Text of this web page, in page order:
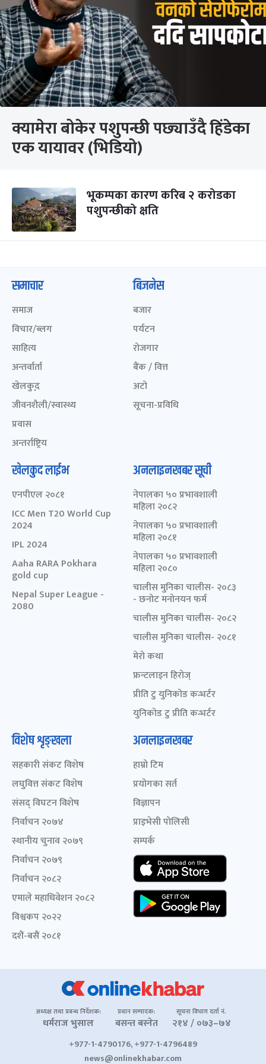
क्यामेरा बोकेर पशुपन्छी पछ्याउँदै हिंडेका
एक यायावर (भिडियो)
भूकम्पका कारण करिब २ करोडका
पशुपन्छीको क्षति
समाचार
समाज
विचार/ब्लग
साहित्य
अन्तर्वार्ता
खेलकुद़़
जीवनशैली/स्वास्थ्य
प्रवास
अन्तर्राष्ट्रिय
बिजनेस
बजार
पर्यटन
रोजगार
बैंक / वित्त
अटो
सूचना-प्रविधि
खेलकुद लाईभ
एनपीएल २०८१
ICC Men T20 World Cup
2024
IPL 2024
Aaha RARA Pokhara
gold cup
Nepal Super League -
2080
अनलाइनखबर सूची
नेपालका ५० प्रभावशाली
महिला २०८२
नेपालका ५० प्रभावशाली
महिला २०८१
नेपालका ५० प्रभावशाली
महिला २०८०
चालीस मुनिका चालीस- २०८३
- छनोट मनोनयन फर्म
चालीस मुनिका चालीस- २०८२
चालीस मुनिका चालीस- २०८१
मेरो कथा
फ्रन्टलाइन हिरोज्
प्रीति टु युनिकोड कन्भर्टर
युनिकोड टु प्रीति कन्भर्टर
विशेष शृङ्खला
सहकारी संकट विशेष
लघुवित्त संकट विशेष
संसद् विघटन विशेष
निर्वाचन २०७४
स्थानीय चुनाव २०७९
निर्वाचन २०७९
निर्वाचन २०८२
एमाले महाधिवेशन २०८२
विश्वकप २०२२
दशैं-बसैं २०८१
अनलाइनखबर
हाम्रो टिम
प्रयोगका सर्त
विज्ञापन
प्राइभेसी पोलिसी
सम्पर्क
अध्यक्ष तथा प्रबन्ध निर्देशक:
धर्मराज भुसाल
प्रधान सम्पादक:
बसन्त बस्नेत
सूचना विभाग दर्ता नं.
२१४ / ०७३–७४
+977-1-4790176, +977-1-4796489
news@onlinekhabar.com